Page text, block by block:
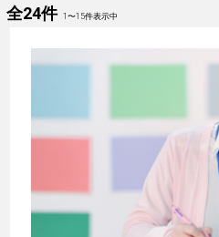
全24件 1〜15件表示中